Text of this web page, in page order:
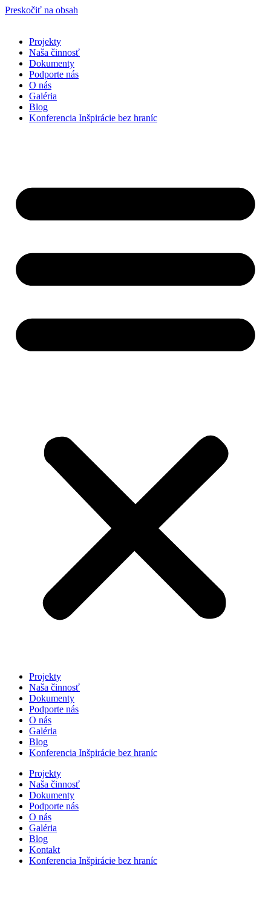
Preskočiť na obsah
Projekty
Naša činnosť
Dokumenty
Podporte nás
O nás
Galéria
Blog
Konferencia Inšpirácie bez hraníc
Projekty
Naša činnosť
Dokumenty
Podporte nás
O nás
Galéria
Blog
Konferencia Inšpirácie bez hraníc
Projekty
Naša činnosť
Dokumenty
Podporte nás
O nás
Galéria
Blog
Kontakt
Konferencia Inšpirácie bez hraníc